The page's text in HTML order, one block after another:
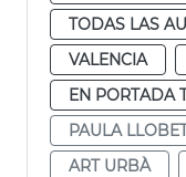
TODAS LAS
VALENCIA
EN PORTADA
PAULA
ART URBÀ